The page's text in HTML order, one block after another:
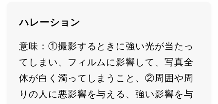
ハレーション
意味：①撮影するときに強い光が当たっ
てしまい、フィルムに影響して、写真全
体が白く濁ってしまうこと、②周囲や周
りの人に悪影響を与える、強い影響を与